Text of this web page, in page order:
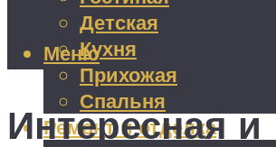
Детская
Кухня
Прихожая
Спальня
Ремонт и отделка
Меню
Интересная и